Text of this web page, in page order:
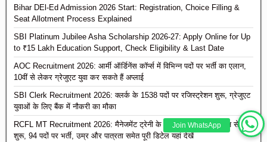
Join WhatsApp
Bihar DEl-Ed Admission 2026 Start: Registration, Choice Filling &
Seat Allotment Process Explained
SBI Platinum Jubilee Asha Scholarship 2026-27: Apply Online for Up
to ₹15 Lakh Education Support, Check Eligibility & Last Date
AOC Recruitment 2026: आर्मी ऑर्डिनेंस कॉर्प्स में विभिन्न पदों पर भर्ती का एलान,
10वीं से लेकर ग्रेजुएट युवा कर सकते हैं अप्लाई
SBI Clerk Recruitment 2026: क्लर्क के 1538 पदों पर रजिस्ट्रेशन शुरू, ग्रेजुएट
युवाओं के लिए बैंक में नौकरी का मौका
RCFL MT Recruitment 2026: मैनेजमेंट ट्रेनी के पदों पर रजिस्ट्रेशन आज से
शुरू, 94 पदों पर भर्ती, उम्र और पात्रता समेत पूरी डिटेल यहां देखें